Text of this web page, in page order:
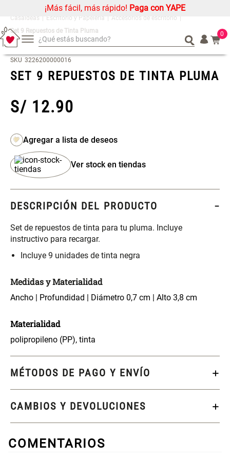
¡Más fácil, más rápido! Paga con YAPE
¿Qué estás buscando? 0
¿Qué estás buscando?
Escritorio y Papelería
Accesorios de escritorio
Set 9 Repuestos de Tinta Pluma
SKU 3226200000016
SET 9 REPUESTOS DE TINTA PLUMA
S/ 12.90
Ver stock en tiendas
DESCRIPCIÓN DEL PRODUCTO
Set de repuestos de tinta para tu pluma. Incluye
instructivo para recargar.
Incluye 9 unidades de tinta negra
Medidas y Materialidad
Ancho | Profundidad | Diámetro 0,7 cm | Alto 3,8 cm
Materialidad
polipropileno (PP), tinta
MÉTODOS DE PAGO Y ENVÍO
CAMBIOS Y DEVOLUCIONES
COMENTARIOS
Mueble MDF y Madera Bambú
Inodoro con Puerta 65x28x171
S/ 261.00
Set 2 Almohadas Memory
S/ 104.00
S/ 169.00 S/ 124.00
Canasto Ropa Bambú Redondo
con Forro
Comoda Bambú con Puertas 80
x 33 x 80 cm
S/ 319.00S/ 254.90
Almohada Sensación Plumas
S/ 74.90
Organizador
Cojin
Niños
Mantel
Sabanas
Platos
Individuales
Cortinas
Organizador
Cojin
Niños
Mantel
Sabanas
Platos
Individuales
Cortinas